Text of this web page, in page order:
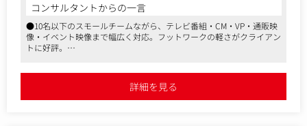
同社では、扱う案件の約8割が「旅行通販」の番組。
29分前後の旅行番組風インフォマーシャルが多く、各地の観
光地や宿泊施設を紹介する“旅番組をつくる感覚”で制作に携
わっていただけます。現地ロケも多く、旅行や観光が好きな
一方で、健康食品や化粧品など、いわゆる通販ジャンルの案
コンサルタントからの一言
●10名以下のスモールチームながら、テレビ番組・CM・VP・通販映
像・イベント映像まで幅広く対応。フットワークの軽さがクライアン
トに好評。
詳細を見る